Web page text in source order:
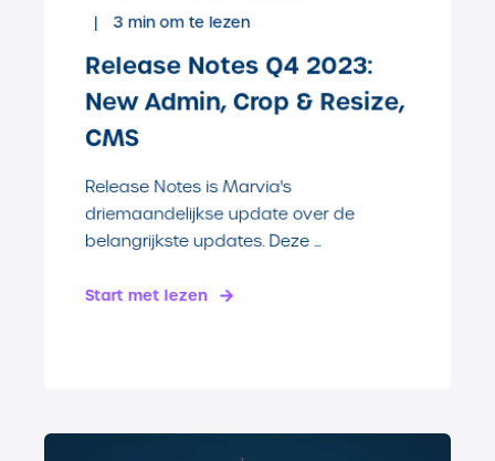
3 min om te lezen
Release Notes Q4 2023:
New Admin, Crop & Resize,
CMS
Release Notes is Marvia's
driemaandelijkse update over de
belangrijkste updates. Deze ...
Start met lezen